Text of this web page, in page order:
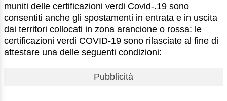
muniti delle certificazioni verdi Covid-.19 sono
consentiti anche gli spostamenti in entrata e in uscita
dai territori collocati in zona arancione o rossa: le
certificazioni verdi COVID-19 sono rilasciate al fine di
attestare una delle seguenti condizioni:
Pubblicità